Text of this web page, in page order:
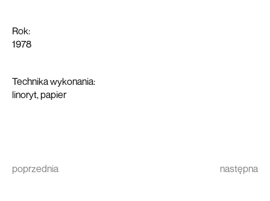
Rok:
1978
Technika wykonania:
linoryt, papier
poprzednia następna